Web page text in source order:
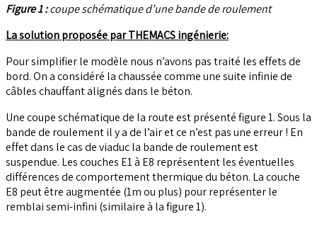
Figure 1 :coupe schématique d’une bande de roulement
La solution proposée par THEMACS ingénierie:
Pour simplifier le modèle nous n’avons pas traité les effets de
bord. On a considéré la chaussée comme une suite infinie de
câbles chauffant alignés dans le béton.
Une coupe schématique de la route est présenté figure 1. Sous la
bande de roulement il y a de l’air et ce n’est pas une erreur ! En
effet dans le cas de viaduc la bande de roulement est
suspendue. Les couches E1 à E8 représentent les éventuelles
différences de comportement thermique du béton. La couche
E8 peut être augmentée (1m ou plus) pour représenter le
remblai semi-infini (similaire à la figure 1).